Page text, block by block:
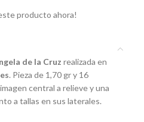
producto ahora!
de la Cruz realizada en
. Pieza de 1,70 gr y 16
central a relieve y una
a tallas en sus laterales.